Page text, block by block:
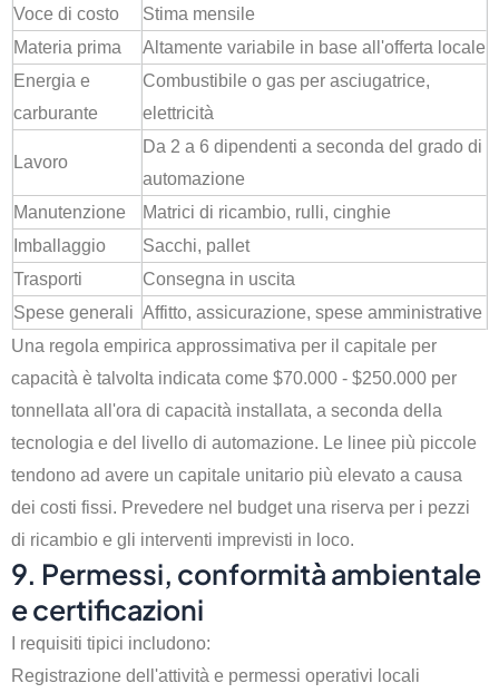
Voce di costo
Stima mensile
Materia prima
Altamente variabile in base all'offerta locale
Energia e
carburante
Combustibile o gas per asciugatrice,
elettricità
Lavoro
Da 2 a 6 dipendenti a seconda del grado di
automazione
Manutenzione
Matrici di ricambio, rulli, cinghie
Imballaggio
Sacchi, pallet
Trasporti
Consegna in uscita
Spese generali Affitto, assicurazione, spese amministrative
Una regola empirica approssimativa per il capitale per
capacità è talvolta indicata come $70.000 - $250.000 per
tonnellata all'ora di capacità installata, a seconda della
tecnologia e del livello di automazione. Le linee più piccole
tendono ad avere un capitale unitario più elevato a causa
dei costi fissi. Prevedere nel budget una riserva per i pezzi
di ricambio e gli interventi imprevisti in loco.
9. Permessi, conformità ambientale
e certificazioni
I requisiti tipici includono:
Registrazione dell'attività e permessi operativi locali